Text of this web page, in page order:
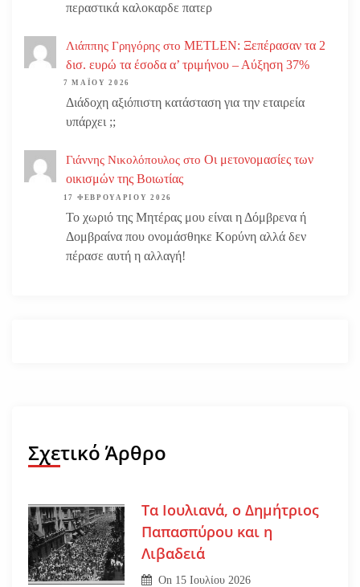
περαστικά καλοκαρδε πατερ
Λιάππης Γρηγόρης στο METLEN: Ξεπέρασαν τα 2
δισ. ευρώ τα έσοδα α’ τριμήνου – Αύξηση 37%
7 ΜΑΪ́ΟΥ 2026
Διάδοχη αξιόπιστη κατάσταση για την εταιρεία
υπάρχει ;;
Γιάννης Νικολόπουλος στο Οι μετονομασίες των
οικισμών της Βοιωτίας
17 ΦΕΒΡΟΥΑΡΊΟΥ 2026
Το χωριό της Μητέρας μου είναι η Δόμβρενα ή
Δομβραίνα που ονομάσθηκε Κορύνη αλλά δεν
πέρασε αυτή η αλλαγή!
Σχετικό Άρθρο
Τα Ιουλιανά, ο Δημήτριος
Παπασπύρου και η
Λιβαδειά
On 15 Ιουλίου 2026